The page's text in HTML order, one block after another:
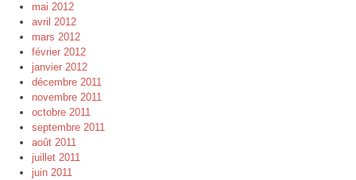
mai 2012
avril 2012
mars 2012
février 2012
janvier 2012
décembre 2011
novembre 2011
octobre 2011
septembre 2011
août 2011
juillet 2011
juin 2011